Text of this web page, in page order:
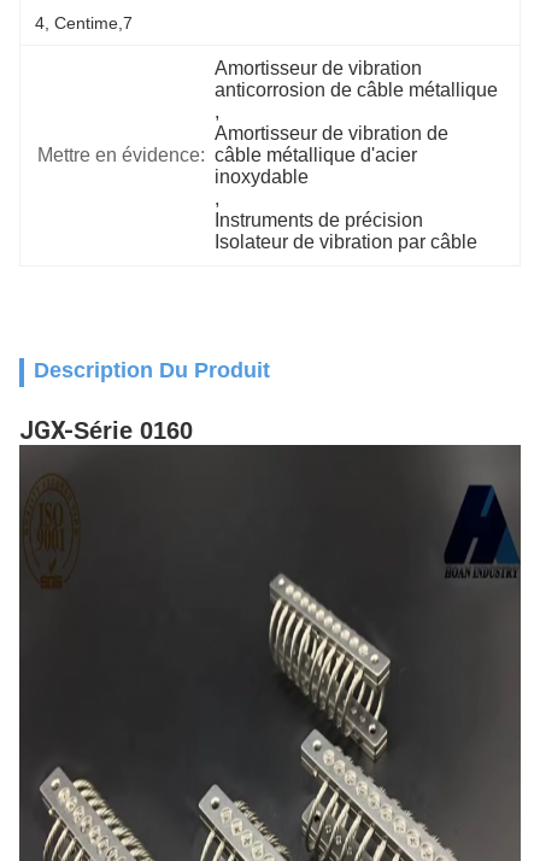
4, Centime,7
Mettre en évidence:
Amortisseur de vibration
anticorrosion de câble métallique
,
Amortisseur de vibration de
câble métallique d'acier
inoxydable
,
Instruments de précision
Isolateur de vibration par câble
Description Du Produit
JGX-Série 0160